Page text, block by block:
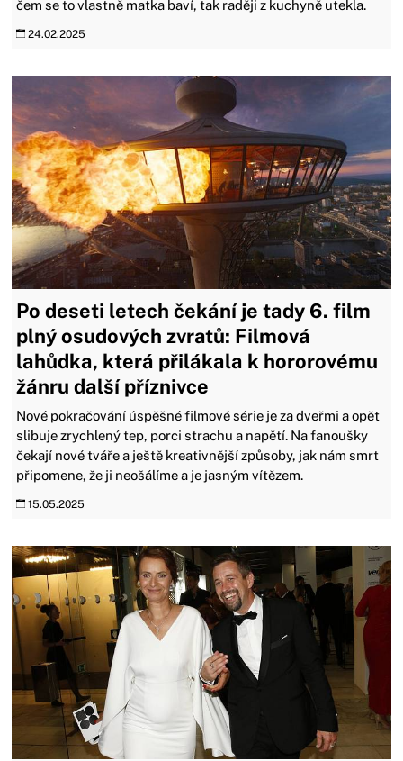
čem se to vlastně matka baví, tak raději z kuchyně utekla.
24.02.2025
Po deseti letech čekání je tady 6. film
plný osudových zvratů: Filmová
lahůdka, která přilákala k hororovému
žánru další příznivce
Nové pokračování úspěšné filmové série je za dveřmi a opět
slibuje zrychlený tep, porci strachu a napětí. Na fanoušky
čekají nové tváře a ještě kreativnější způsoby, jak nám smrt
připomene, že ji neošálíme a je jasným vítězem.
15.05.2025